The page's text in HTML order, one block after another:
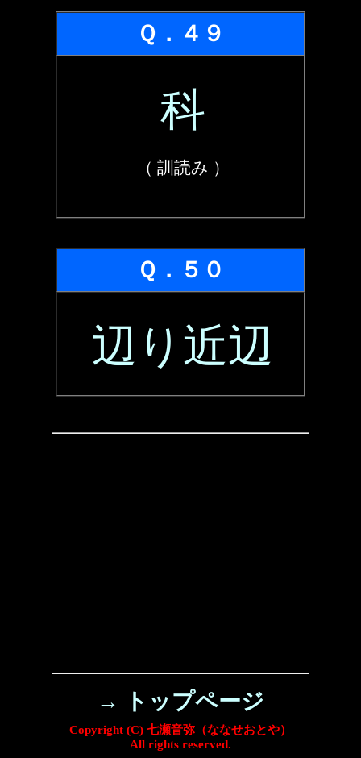
Ｑ．４９
科
（ 訓読み ）
Ｑ．５０
辺り近辺
→ トップページ
Copyright (C) 七瀬音弥（ななせおとや）
All rights reserved.